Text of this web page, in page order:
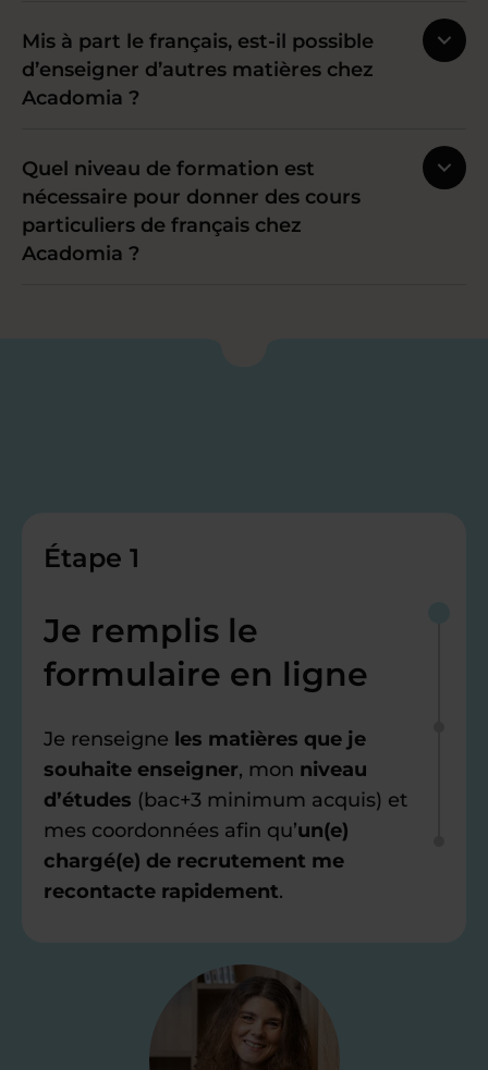
Mis à part le français, est-il possible
d’enseigner d’autres matières chez
Acadomia ?
Quel niveau de formation est
nécessaire pour donner des cours
particuliers de français chez
Acadomia ?
Étape 1
Je remplis le
formulaire en ligne
Je renseigne les matières que je
souhaite enseigner, mon niveau
d’études (bac+3 minimum acquis) et
mes coordonnées afin qu’un(e)
chargé(e) de recrutement me
recontacte rapidement.
Je valide ma